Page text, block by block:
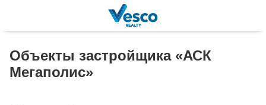
Объекты застройщика «АСК
Мегаполис»